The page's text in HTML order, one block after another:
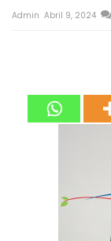
Admin Abril 9, 2024